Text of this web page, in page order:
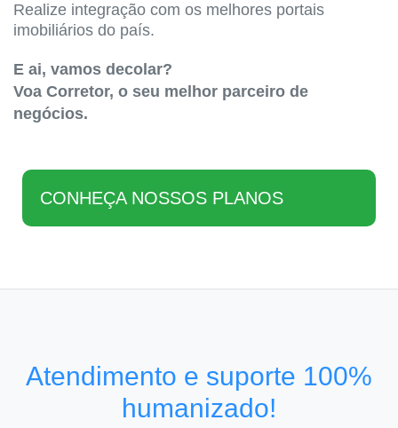
Realize integração com os melhores portais
imobiliários do país.
E ai, vamos decolar?
Voa Corretor, o seu melhor parceiro de
negócios.
CONHEÇA NOSSOS PLANOS
Atendimento e suporte 100%
humanizado!